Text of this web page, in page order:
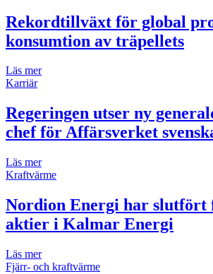
Rekordtillväxt för global
konsumtion av träpellets
Läs mer
Karriär
Regeringen utser ny
chef för Affärsverket
Läs mer
Kraftvärme
Nordion Energi har slutfört
aktier i Kalmar Energi
Läs mer
Fjärr- och kraftvärme